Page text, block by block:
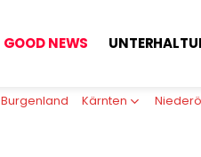
GOOD NEWS
Burgenland Kärnten